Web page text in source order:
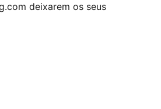
deixarem os seus